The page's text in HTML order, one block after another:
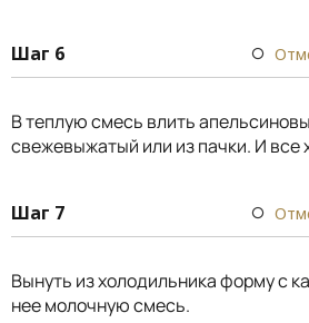
Шаг 6
В теплую смесь влить
свежевыжатый или из пачки. И
Шаг 7
Вынуть из холодильника форму с
нее молочную смесь.